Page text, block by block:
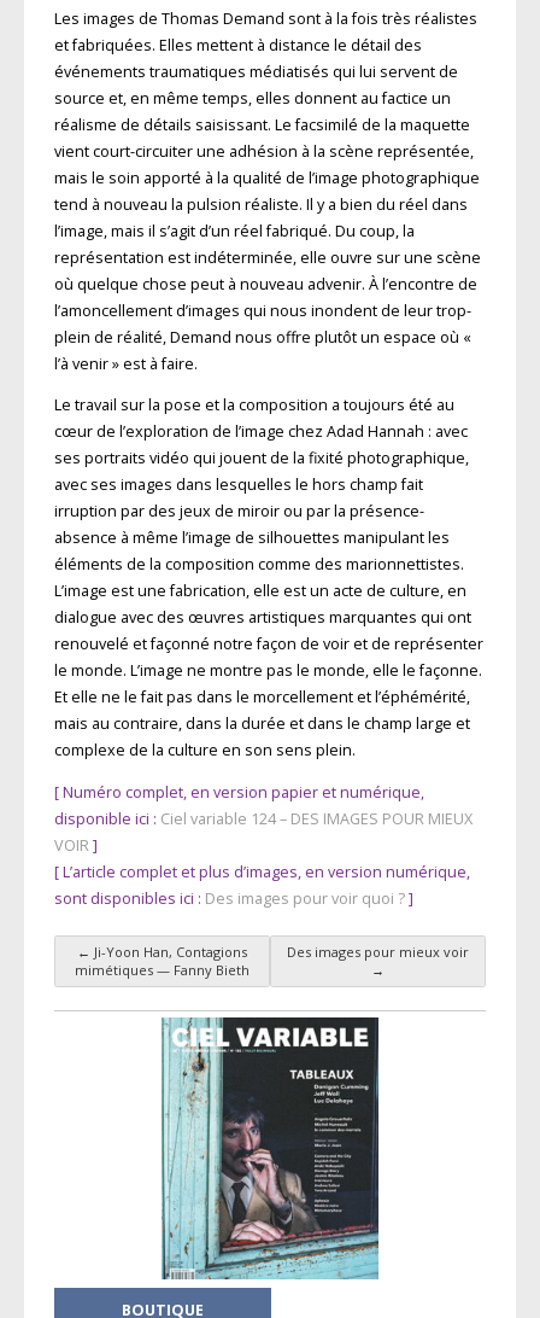
Les images de Thomas Demand sont à la fois très réalistes
et fabriquées. Elles mettent à distance le détail des
événements traumatiques médiatisés qui lui servent de
source et, en même temps, elles donnent au factice un
réalisme de détails saisissant. Le facsimilé de la maquette
vient court-circuiter une adhésion à la scène représentée,
mais le soin apporté à la qualité de l’image photographique
tend à nouveau la pulsion réaliste. Il y a bien du réel dans
l’image, mais il s’agit d’un réel fabriqué. Du coup, la
représentation est indéterminée, elle ouvre sur une scène
où quelque chose peut à nouveau advenir. À l’encontre de
l’amoncellement d’images qui nous inondent de leur trop-
plein de réalité, Demand nous offre plutôt un espace où «
l’à venir » est à faire.
Le travail sur la pose et la composition a toujours été au
cœur de l’exploration de l’image chez Adad Hannah : avec
ses portraits vidéo qui jouent de la fixité photographique,
avec ses images dans lesquelles le hors champ fait
irruption par des jeux de miroir ou par la présence-
absence à même l’image de silhouettes manipulant les
éléments de la composition comme des marionnettistes.
L’image est une fabrication, elle est un acte de culture, en
dialogue avec des œuvres artistiques marquantes qui ont
renouvelé et façonné notre façon de voir et de représenter
le monde. L’image ne montre pas le monde, elle le façonne.
Et elle ne le fait pas dans le morcellement et l’éphémérité,
mais au contraire, dans la durée et dans le champ large et
complexe de la culture en son sens plein.
[ Numéro complet, en version papier et numérique,
disponible ici : Ciel variable 124 – DES IMAGES POUR MIEUX
VOIR]
[ L’article complet et plus d’images, en version numérique,
sont disponibles ici : Des images pour voir quoi ?]
Navigation des articles
← Ji-Yoon Han, Contagions
mimétiques — Fanny Bieth
Des images pour mieux voir
→
BOUTIQUE